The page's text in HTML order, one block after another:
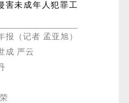
害未成年人犯罪工
报（记者 孟亚旭）
成 严云